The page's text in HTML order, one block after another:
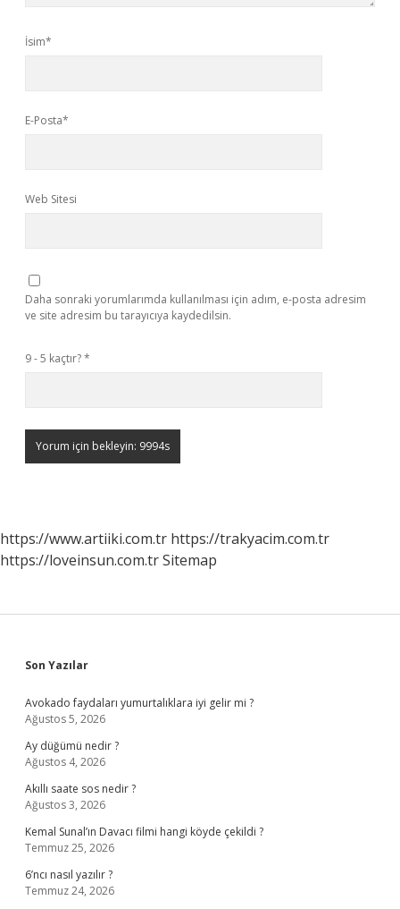
İsim*
E-Posta*
Web Sitesi
Daha sonraki yorumlarımda kullanılması için adım, e-posta adresim
ve site adresim bu tarayıcıya kaydedilsin.
9 - 5 kaçtır?*
https://www.artiiki.com.tr https://trakyacim.com.tr
https://loveinsun.com.trSitemap
Sidebar
Son Yazılar
Avokado faydaları yumurtalıklara iyi gelir mi ?
Ağustos 5, 2026
Ay düğümü nedir ?
Ağustos 4, 2026
Akıllı saate sos nedir ?
Ağustos 3, 2026
Kemal Sunal’ın Davacı filmi hangi köyde çekildi ?
Temmuz 25, 2026
6’ncı nasıl yazılır ?
Temmuz 24, 2026